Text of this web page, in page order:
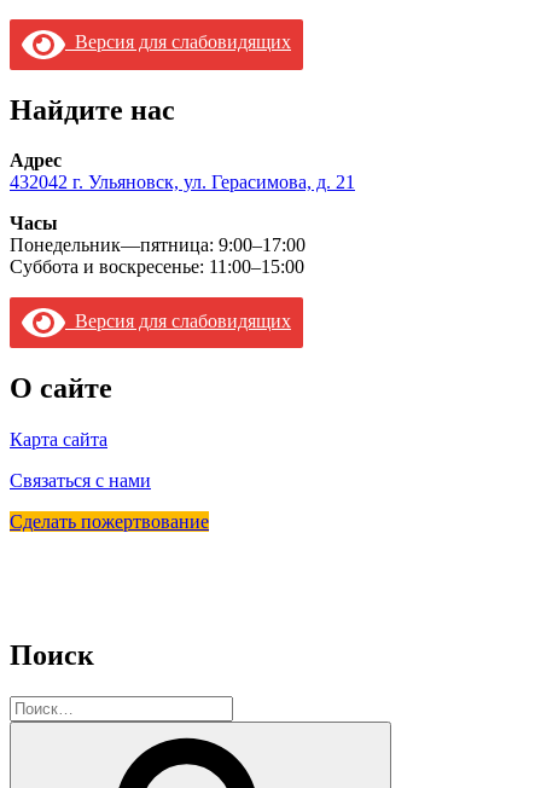
Версия для слабовидящих
Найдите нас
Адрес
432042 г. Ульяновск, ул. Герасимова, д. 21
Часы
Понедельник—пятница: 9:00–17:00
Суббота и воскресенье: 11:00–15:00
Версия для слабовидящих
О сайте
Карта сайта
Связаться с нами
Сделать пожертвование
Поиск
Искать: